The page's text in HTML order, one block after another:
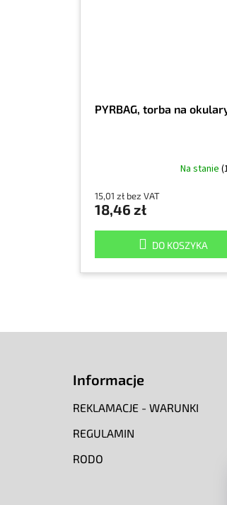
PYRBAG, torba na
Na stanie
15,01 zł bez VAT
18,46 zł
DO KOSZYKA
Informacje
REKLAMACJE - WARUNKI
REGULAMIN
RODO